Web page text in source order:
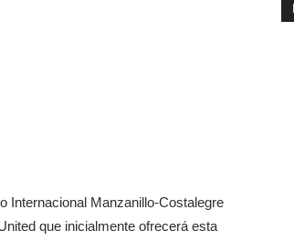
Internacional Manzanillo-Costalegre
que inicialmente ofrecerá esta